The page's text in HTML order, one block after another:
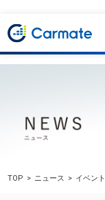
TOP ニュース イベント